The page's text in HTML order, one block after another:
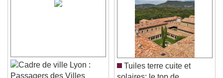
Lyon :
Tuiles terre cuite et